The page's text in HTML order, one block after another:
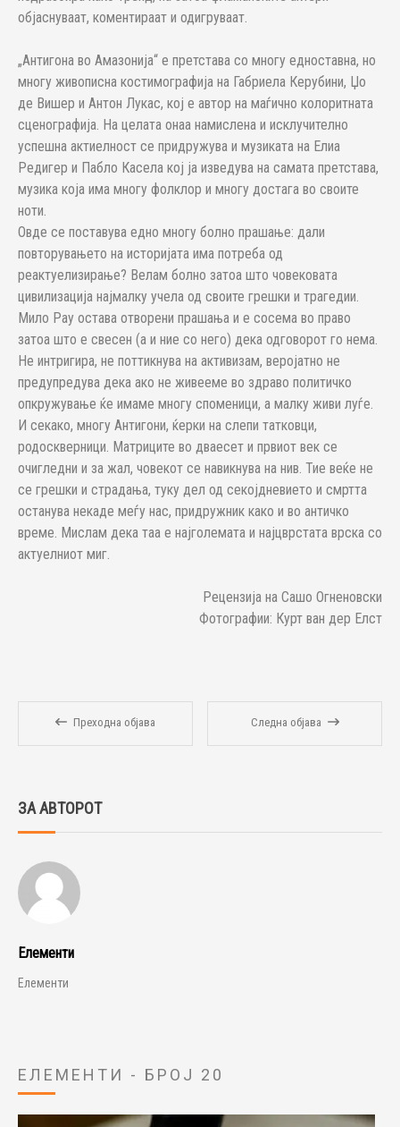
објаснуваат, коментираат и одигруваат.
„Антигона во Амазонија“ е претстава со многу едноставна, но
многу живописна костимографија на Габриела Керубини, Џо
де Вишер и Антон Лукас, кој е автор на маѓично колоритната
сценографија. На целата онаа намислена и исклучително
успешна актиелност се придружува и музиката на Елиа
Редигер и Пабло Касела кој ја изведува на самата претстава,
музика која има многу фолклор и многу достага во своите
ноти.
Овде се поставува едно многу болно прашање: дали
повторувањето на историјата има потреба од
реактуелизирање? Велам болно затоа што човековата
цивилизација најмалку учела од своите грешки и трагедии.
Мило Рау остава отворени прашања и е сосема во право
затоа што е свесен (а и ние со него) дека одговорот го нема.
Не интригира, не поттикнува на активизам, веројатно не
предупредува дека ако не живееме во здраво политичко
опкружување ќе имаме многу споменици, а малку живи луѓе.
И секако, многу Антигони, ќерки на слепи татковци,
родоскверници. Матриците во дваесет и првиот век се
очигледни и за жал, човекот се навикнува на нив. Тие веќе не
се грешки и страдања, туку дел од секојдневието и смртта
останува некаде меѓу нас, придружник како и во античко
време. Мислам дека таа е најголемата и најцврстата врска со
актуелниот миг.
Рецензија на Сашо Огненовски
Фотографии: Курт ван дер Елст
Преходна објава Следна објава
ЗА АВТОРОТ
Елементи
Елементи
ЕЛЕМЕНТИ - БРОЈ 20